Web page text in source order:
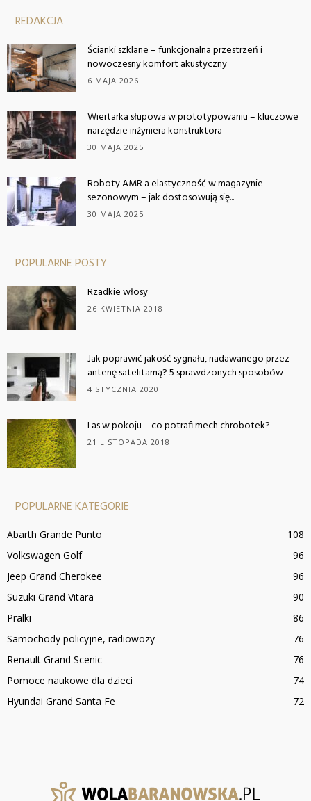
REDAKCJA
Ścianki szklane – funkcjonalna przestrzeń i
nowoczesny komfort akustyczny
6 MAJA 2026
Wiertarka słupowa w prototypowaniu – kluczowe
narzędzie inżyniera konstruktora
30 MAJA 2025
Roboty AMR a elastyczność w magazynie
sezonowym – jak dostosowują się...
30 MAJA 2025
POPULARNE POSTY
Rzadkie włosy
26 KWIETNIA 2018
Jak poprawić jakość sygnału, nadawanego przez
antenę satelitarną? 5 sprawdzonych sposobów
4 STYCZNIA 2020
Las w pokoju – co potrafi mech chrobotek?
21 LISTOPADA 2018
POPULARNE KATEGORIE
Abarth Grande Punto
108
Volkswagen Golf
96
Jeep Grand Cherokee
96
Suzuki Grand Vitara
90
Pralki
86
Samochody policyjne, radiowozy
76
Renault Grand Scenic
76
Pomoce naukowe dla dzieci
74
Hyundai Grand Santa Fe
72